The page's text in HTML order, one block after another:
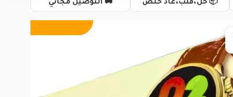
🚚 التوصيل مجاني 📦 حل،قلب،عاد خلص